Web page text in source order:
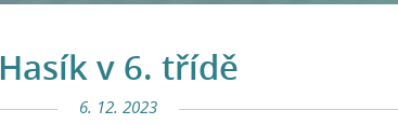
Hasík v 6. třídě
6. 12. 2023